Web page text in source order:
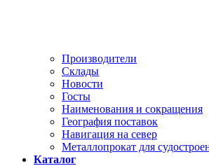
Производители
Склады
Новости
Госты
Наименования и сокращения
География поставок
Навигация на север
Металлопрокат для
Каталог